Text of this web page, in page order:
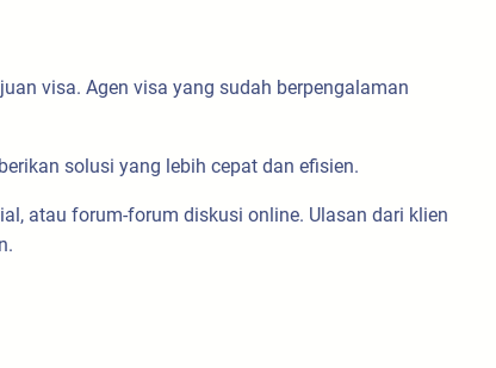
visa. Agen visa yang sudah berpengalaman
solusi yang lebih cepat dan efisien.
atau forum-forum diskusi online. Ulasan dari klien